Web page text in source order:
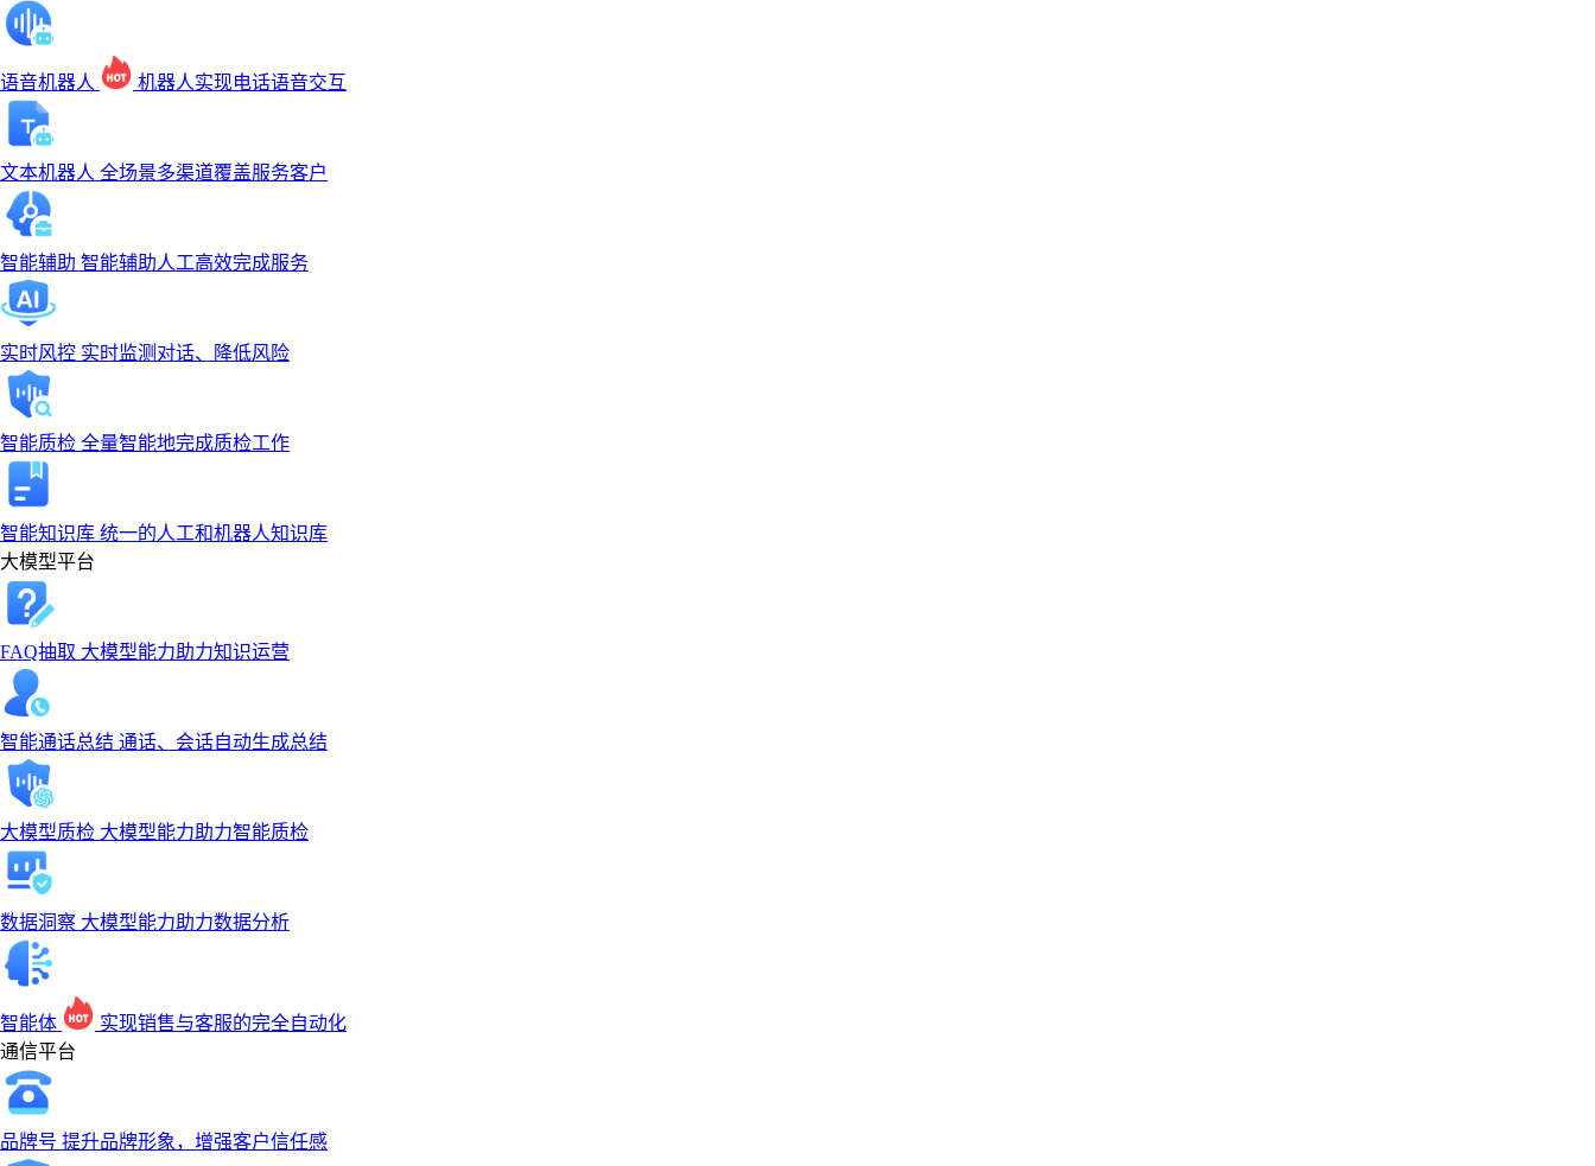
语音机器人 机器人实现电话语音交互
文本机器人 全场景多渠道覆盖服务客户
智能辅助 智能辅助人工高效完成服务
实时风控 实时监测对话、降低风险
智能质检 全量智能地完成质检工作
智能知识库 统一的人工和机器人知识库
大模型平台
FAQ抽取 大模型能力助力知识运营
智能通话总结 通话、会话自动生成总结
大模型质检 大模型能力助力智能质检
数据洞察 大模型能力助力数据分析
智能体
实现销售与客服的完全自动化
通信平台
品牌号 提升品牌形象，增强客户信任感